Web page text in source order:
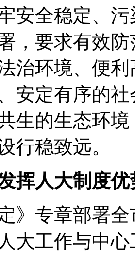
安全稳定、
， 要求有效
治环境、便
安定有序的
生的生态环境
行稳致远。
挥人大制度优
专章部署全
大工作与中